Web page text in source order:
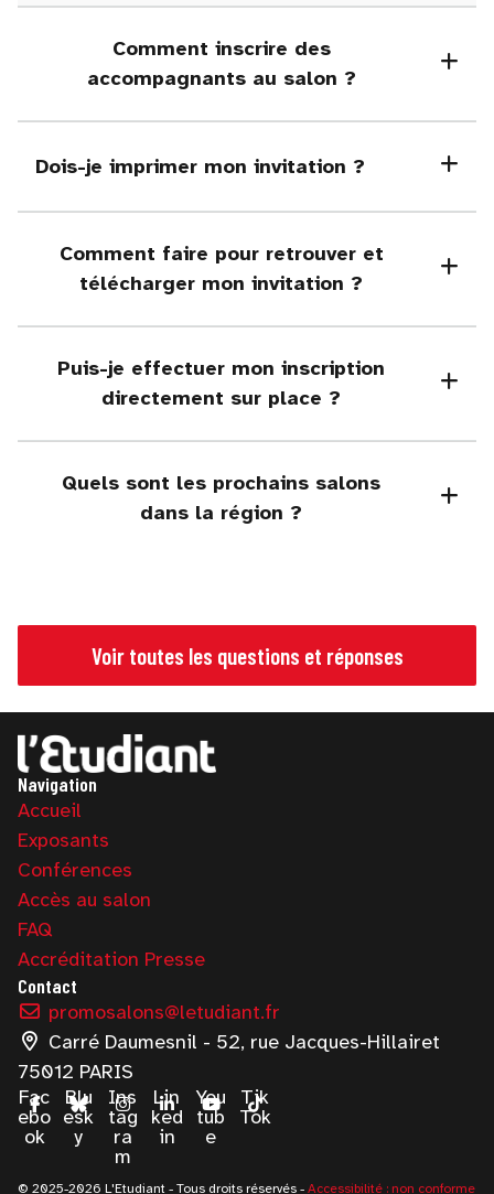
Comment inscrire des
accompagnants au salon ?
Dois-je imprimer mon invitation ?
Comment faire pour retrouver et
télécharger mon invitation ?
Puis-je effectuer mon inscription
directement sur place ?
Quels sont les prochains salons
dans la région ?
Voir toutes les questions et réponses
Navigation
Accueil
Exposants
Conférences
Accès au salon
FAQ
Accréditation Presse
Contact
promosalons@letudiant.fr
Carré Daumesnil - 52, rue Jacques-Hillairet
75012 PARIS
Fac
ebo
ok
Blu
esk
y
Ins
tag
ra
m
Lin
ked
in
You
tub
e
Tik
Tok
© 2025-2026 L'Etudiant - Tous droits réservés - Accessibilité : non conforme